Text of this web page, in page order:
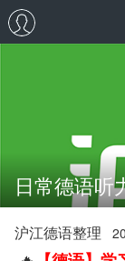
日常德语听
沪江德语整理